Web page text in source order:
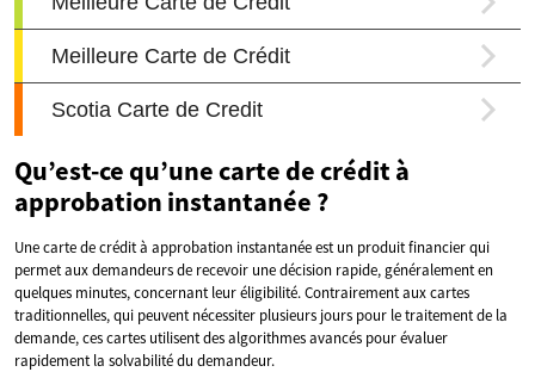
Qu’est-ce qu’une carte de crédit à
approbation instantanée ?
Une carte de crédit à approbation instantanée est un produit financier qui
permet aux demandeurs de recevoir une décision rapide, généralement en
quelques minutes, concernant leur éligibilité. Contrairement aux cartes
traditionnelles, qui peuvent nécessiter plusieurs jours pour le traitement de la
demande, ces cartes utilisent des algorithmes avancés pour évaluer
rapidement la solvabilité du demandeur.